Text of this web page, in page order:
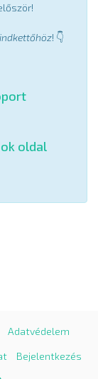
! 👇
oldal
Adatvédelem
Bejelentkezés